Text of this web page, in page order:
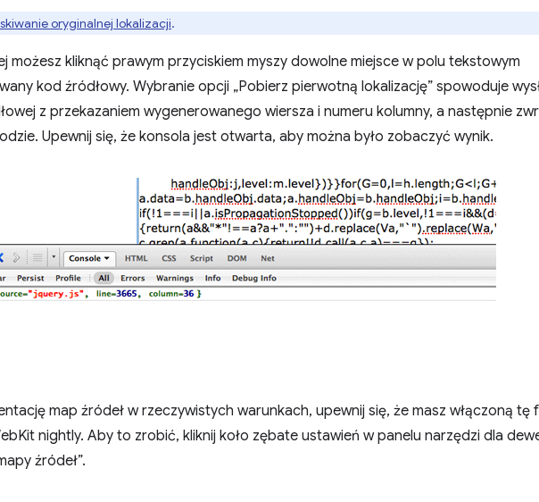
oryginalnej lokalizacji.
możesz kliknąć prawym przyciskiem myszy dowolne miejsce w polu tekstowym
kod źródłowy. Wybranie opcji „Pobierz pierwotną lokalizację” spowoduje
z przekazaniem wygenerowanego wiersza i numeru kolumny, a następnie
Upewnij się, że konsola jest otwarta, aby można było zobaczyć wynik.
map źródeł w rzeczywistych warunkach, upewnij się, że masz włączoną tę
nightly. Aby to zrobić, kliknij koło zębate ustawień w panelu narzędzi dla
źródeł”.